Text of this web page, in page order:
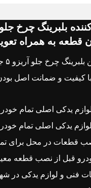
قطعه به همراه
کیفیت و ضمانت اصل
یدکی اصلی تمام
یدکی اصلی تمام
قطعات در محل برای
قبل از نصب قطعه
فنی و لوازم یدکی در